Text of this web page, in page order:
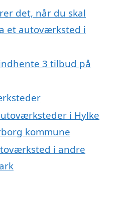
det, når du skal
et autoværksted i
3 tilbud på
i Hylke
kommune
i andre